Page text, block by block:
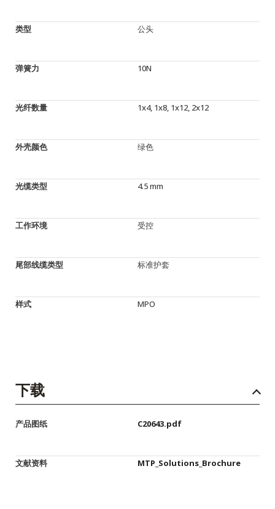
类型 公头
弹簧力 10N
光纤数量 1x4, 1x8, 1x12, 2x12
外壳颜色 绿色
光缆类型 4.5 mm
工作环境 受控
尾部线缆类型 标准护套
样式 MPO
下载
产品图纸 C20643.pdf
文献资料 MTP_Solutions_Brochure